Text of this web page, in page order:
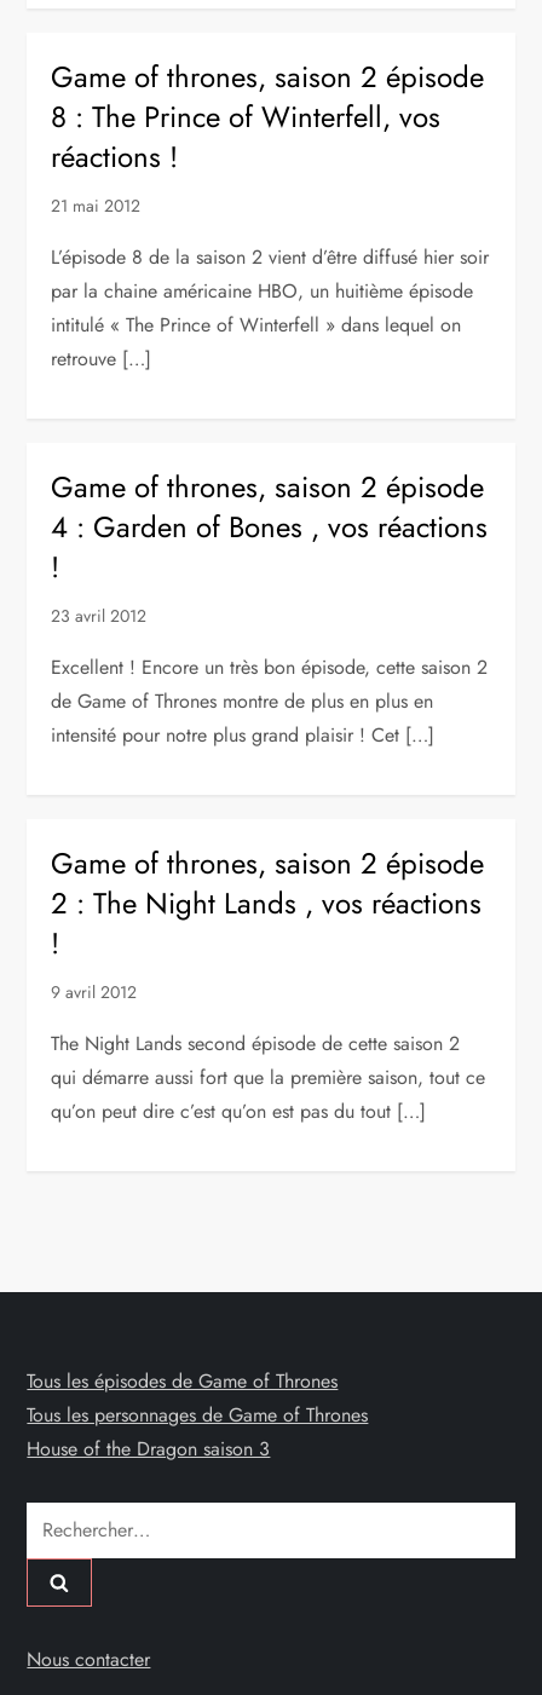
Game of thrones, saison 2 épisode
8 : The Prince of Winterfell, vos
réactions !
21 mai 2012
L’épisode 8 de la saison 2 vient d’être diffusé hier soir
par la chaine américaine HBO, un huitième épisode
intitulé « The Prince of Winterfell » dans lequel on
retrouve […]
Game of thrones, saison 2 épisode
4 : Garden of Bones , vos réactions
!
23 avril 2012
Excellent ! Encore un très bon épisode, cette saison 2
de Game of Thrones montre de plus en plus en
intensité pour notre plus grand plaisir ! Cet […]
Game of thrones, saison 2 épisode
2 : The Night Lands , vos réactions
!
9 avril 2012
The Night Lands second épisode de cette saison 2
qui démarre aussi fort que la première saison, tout ce
qu’on peut dire c’est qu’on est pas du tout […]
Tous les épisodes de Game of Thrones
Tous les personnages de Game of Thrones
House of the Dragon saison 3
Rechercher :
Nous contacter